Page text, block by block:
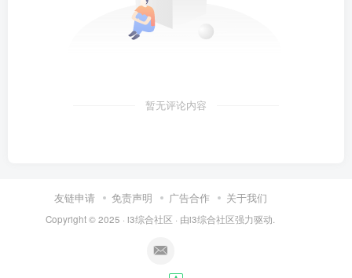
暂无评论内容
友链申请 免责声明 广告合作 关于我们
Copyright © 2025 · i3综合社区 · 由i3综合社区强力驱动.